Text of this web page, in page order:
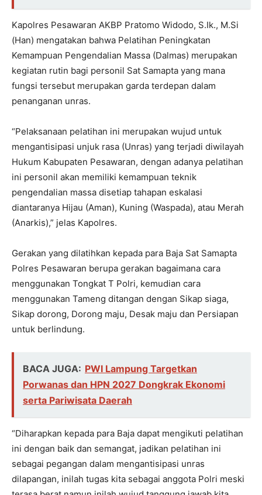
Kapolres Pesawaran AKBP Pratomo Widodo, S.Ik., M.Si
(Han) mengatakan bahwa Pelatihan Peningkatan
Kemampuan Pengendalian Massa (Dalmas) merupakan
kegiatan rutin bagi personil Sat Samapta yang mana
fungsi tersebut merupakan garda terdepan dalam
penanganan unras.
“Pelaksanaan pelatihan ini merupakan wujud untuk
mengantisipasi unjuk rasa (Unras) yang terjadi diwilayah
Hukum Kabupaten Pesawaran, dengan adanya pelatihan
ini personil akan memiliki kemampuan teknik
pengendalian massa disetiap tahapan eskalasi
diantaranya Hijau (Aman), Kuning (Waspada), atau Merah
(Anarkis),” jelas Kapolres.
Gerakan yang dilatihkan kepada para Baja Sat Samapta
Polres Pesawaran berupa gerakan bagaimana cara
menggunakan Tongkat T Polri, kemudian cara
menggunakan Tameng ditangan dengan Sikap siaga,
Sikap dorong, Dorong maju, Desak maju dan Persiapan
untuk berlindung.
BACA JUGA: PWI Lampung Targetkan
Porwanas dan HPN 2027 Dongkrak Ekonomi
serta Pariwisata Daerah
“Diharapkan kepada para Baja dapat mengikuti pelatihan
ini dengan baik dan semangat, jadikan pelatihan ini
sebagai pegangan dalam mengantisipasi unras
dilapangan, inilah tugas kita sebagai anggota Polri meski